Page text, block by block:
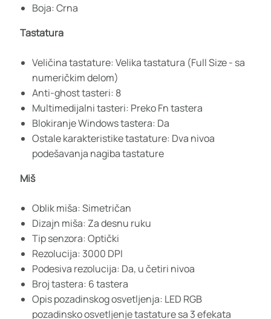
Boja: Crna
Tastatura
Veličina tastature: Velika tastatura (Full Size - sa
numeričkim delom)
Anti-ghost tasteri: 8
Multimedijalni tasteri: Preko Fn tastera
Blokiranje Windows tastera: Da
Ostale karakteristike tastature: Dva nivoa
podešavanja nagiba tastature
Miš
Oblik miša: Simetričan
Dizajn miša: Za desnu ruku
Tip senzora: Optički
Rezolucija: 3000 DPI
Podesiva rezolucija: Da, u četiri nivoa
Broj tastera: 6 tastera
Opis pozadinskog osvetljenja: LED RGB
pozadinsko osvetljenje tastature sa 3 efekata